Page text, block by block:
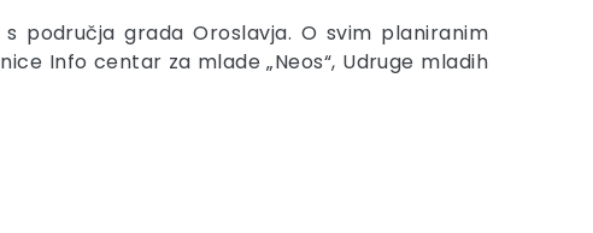
područja grada Oroslavja. O svim planiranim
Info centar za mlade „Neos“, Udruge mladih